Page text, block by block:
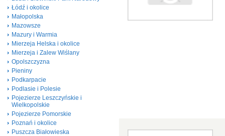
Łódź i okolice
Małopolska
Mazowsze
Mazury i Warmia
Mierzeja Helska i okolice
Mierzeja i Zalew Wiślany
Opolszczyzna
Pieniny
Podkarpacie
Podlasie i Polesie
Pojezierze Leszczyńskie i
Wielkopolskie
Pojezierze Pomorskie
Poznań i okolice
Puszcza Białowieska